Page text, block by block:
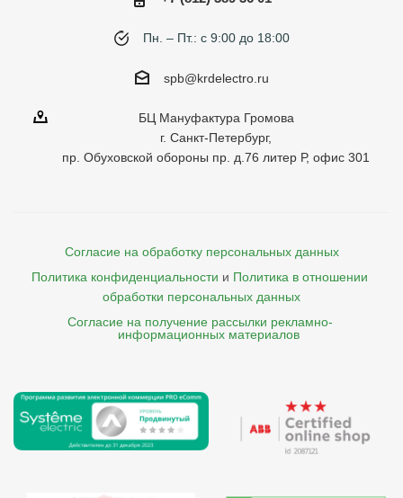
Пн. – Пт.: с 9:00 до 18:00
spb@krdelectro.ru
БЦ Мануфактура Громова
г. Санкт-Петербург,
пр. Обуховской обороны пр. д.76 литер Р, офис 301
Согласие на обработку персональных данных
Политика конфиденциальности и Политика в отношении
обработки персональных данных
Согласие на получение рассылки рекламно-
    информационных материалов